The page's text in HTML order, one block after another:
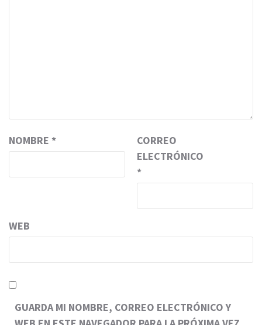
NOMBRE *
CORREO
ELECTRÓNICO
*
WEB
GUARDA MI NOMBRE, CORREO ELECTRÓNICO Y